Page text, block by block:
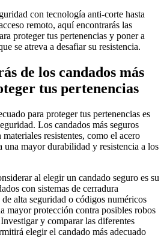
con tecnología anti-corte hasta
remoto, aquí encontrarás las
proteger tus pertenencias y poner a
se atreva a desafiar su resistencia.
de los candados más
tus pertenencias
para proteger tus pertenencias es
Los candados más seguros
resistentes, como el acero
una mayor durabilidad y resistencia a los
al elegir un candado seguro es su
con sistemas de cerradura
alta seguridad o códigos numéricos
mayor protección contra posibles robos
y comparar las diferentes
elegir el candado más adecuado